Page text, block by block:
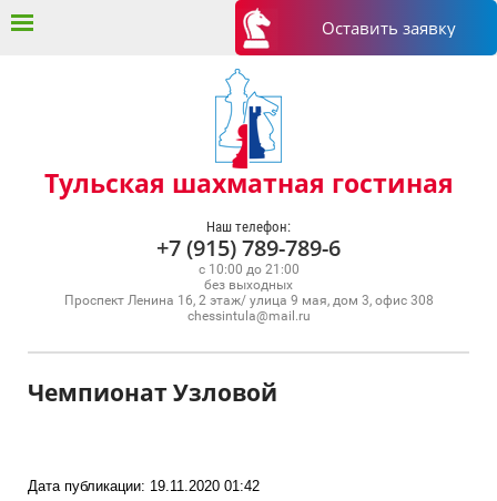
Оставить заявку
Тульская шахматная гостиная
Наш телефон:
+7 (915) 789-789-6
с 10:00 до 21:00
без выходных
Проспект Ленина 16, 2 этаж/ улица 9 мая, дом 3, офис 308
chessintula@mail.ru
Чемпионат Узловой
Дата публикации: 19.11.2020 01:42